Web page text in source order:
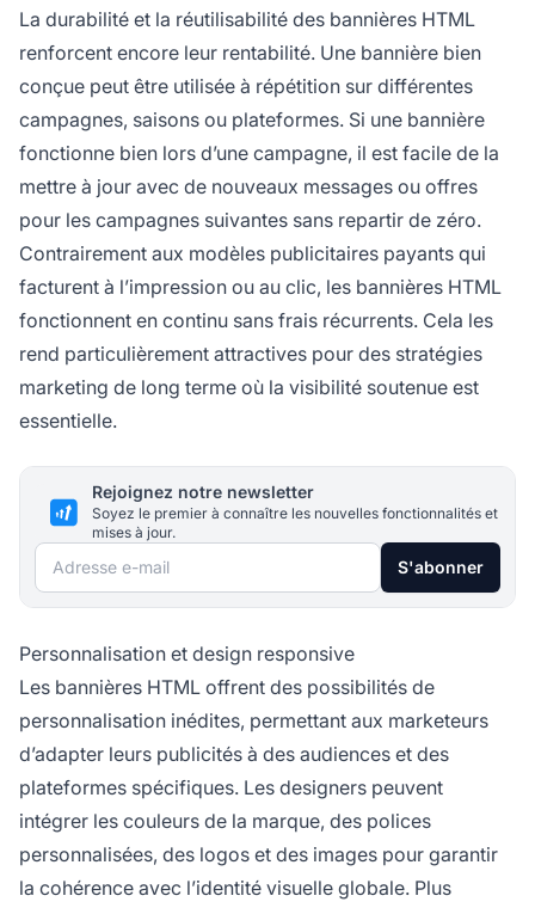
La durabilité et la réutilisabilité des bannières HTML
renforcent encore leur rentabilité. Une bannière bien
conçue peut être utilisée à répétition sur différentes
campagnes, saisons ou plateformes. Si une bannière
fonctionne bien lors d’une campagne, il est facile de la
mettre à jour avec de nouveaux messages ou offres
pour les campagnes suivantes sans repartir de zéro.
Contrairement aux modèles publicitaires payants qui
facturent à l’impression ou au clic, les bannières HTML
fonctionnent en continu sans frais récurrents. Cela les
rend particulièrement attractives pour des stratégies
marketing de long terme où la visibilité soutenue est
essentielle.
Rejoignez notre newsletter
Soyez le premier à connaître les nouvelles fonctionnalités et
mises à jour.
Adresse e-mail S'abonner
Personnalisation et design responsive
Les bannières HTML offrent des possibilités de
personnalisation inédites, permettant aux marketeurs
d’adapter leurs publicités à des audiences et des
plateformes spécifiques. Les designers peuvent
intégrer les couleurs de la marque, des polices
personnalisées, des logos et des images pour garantir
la cohérence avec l’identité visuelle globale. Plus